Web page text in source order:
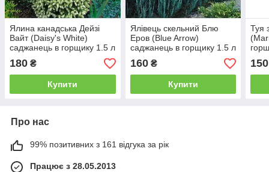
Ялина канадська Дейзі
Вайт (Daisy's White)
саджанець в горщику 1.5 л
180 ₴
Купити
Ялівець скельний Блю
Еров (Blue Arrow)
саджанець в горщику 1.5 л
160₴
Купити
Туя
150
Про нас
99% позитивних з 161 відгука за рік
Працює з 28.05.2013